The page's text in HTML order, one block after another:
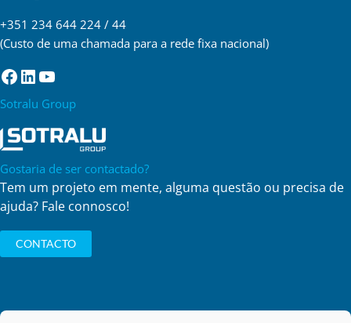
+351 234 644 224 / 44
(Custo de uma chamada para a rede fixa nacional)
Facebook
LinkedIn
YouTube
Sotralu Group
Gostaria de ser contactado?
Tem um projeto em mente, alguma questão ou precisa de
ajuda? Fale connosco!
CONTACTO